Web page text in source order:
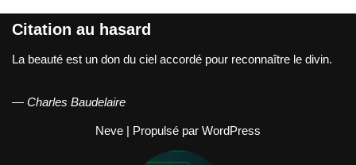
Citation au hasard
La beauté est un don du ciel accordé pour reconnaître le divin.
— Charles Baudelaire
Neve | Propulsé par WordPress